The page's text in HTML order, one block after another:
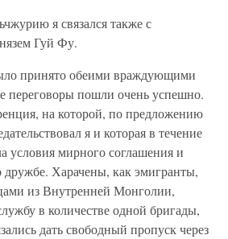
я связался также с
Гуй Фу.
принято обеими враждующими
переговоры пошли очень успешно.
на которой, по предложению
я и которая в течение
условия мирного соглашения и
дружбе. Харачены, как эмигранты,
из Внутренней Монголии,
в количестве одной бригады,
дать свободный пропуск через